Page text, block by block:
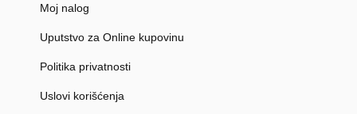
Moj nalog
Uputstvo za Online kupovinu
Politika privatnosti
Uslovi korišćenja